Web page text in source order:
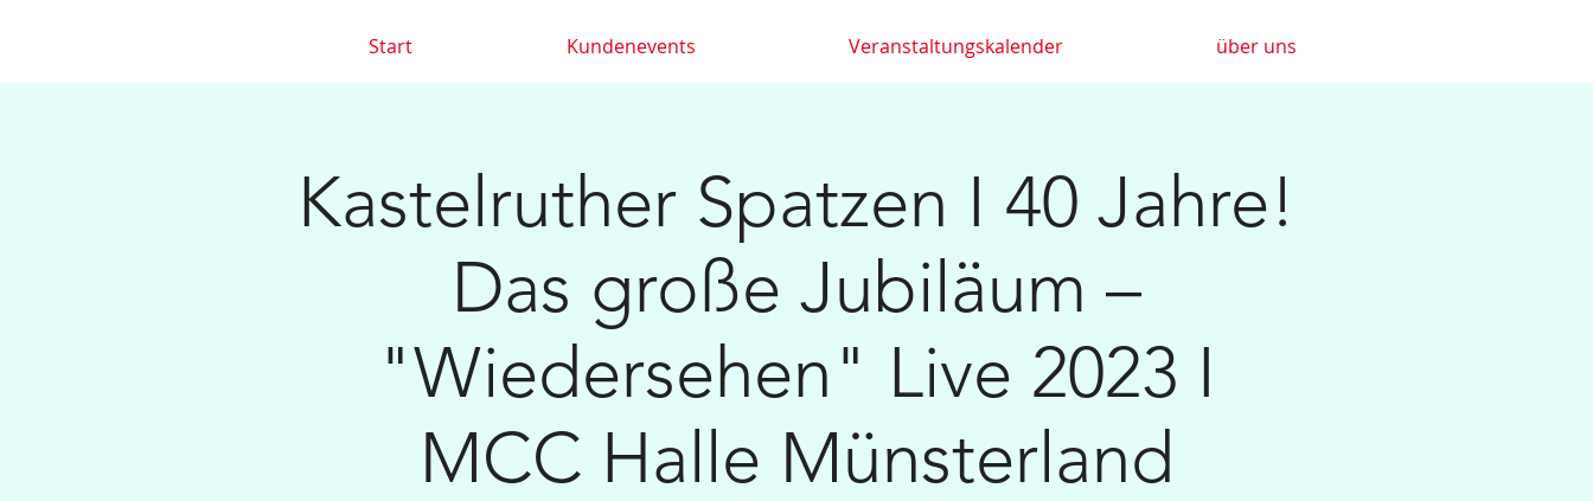
Start Kundenevents Veranstaltungskalender über uns
Kastelruther Spatzen I 40 Jahre!
Das große Jubiläum –
"Wiedersehen" Live 2023 I
MCC Halle Münsterland